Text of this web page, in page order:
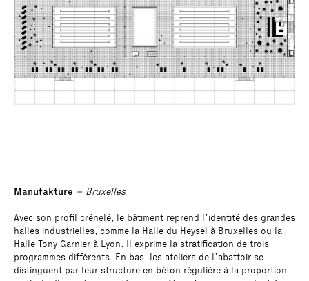
Manufakture – Bruxelles
Avec son profil crénelé, le bâtiment reprend l’identité des grandes
halles industrielles, comme la Halle du Heysel à Bruxelles ou la
Halle Tony Garnier à Lyon. Il exprime la stratification de trois
programmes différents. En bas, les ateliers de l’abattoir se
distinguent par leur structure en béton régulière à la proportion